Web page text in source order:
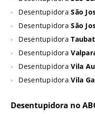
DesentupidoraSão
DesentupidoraSão
Desentupidora
Desentupidora
DesentupidoraVila
DesentupidoraVila
Desentupidora no